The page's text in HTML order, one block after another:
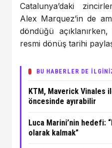
Catalunya’daki
Alex Marquez’in de
döndüğü
resmi dönüş tarihi
BU HABERLER DE
KTM, Maverick Vinales
öncesinde ayırabilir
Luca Marini’nin hedefi:
olarak kalmak”